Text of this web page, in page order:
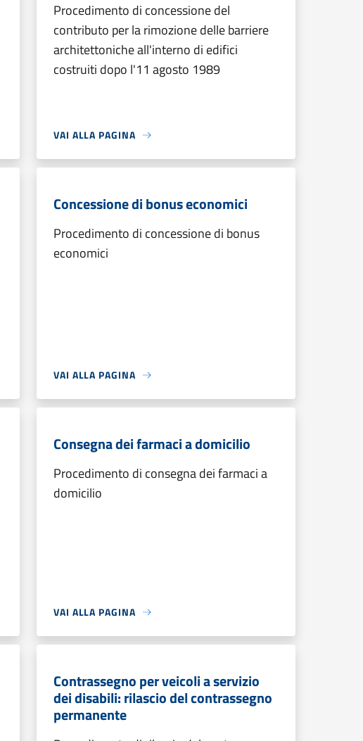
Procedimento di concessione del
contributo per la rimozione delle barriere
architettoniche all'interno di edifici
costruiti dopo l'11 agosto 1989
VAI ALLA PAGINA
Concessione di bonus economici
Procedimento di concessione di bonus
economici
VAI ALLA PAGINA
Consegna dei farmaci a domicilio
Procedimento di consegna dei farmaci a
domicilio
VAI ALLA PAGINA
Contrassegno per veicoli a servizio
dei disabili: rilascio del contrassegno
permanente